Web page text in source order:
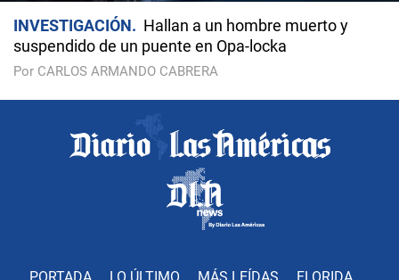
INVESTIGACIÓN
Hallan a un hombre muerto y
suspendido de un puente en Opa-locka
Por CARLOS ARMANDO CABRERA